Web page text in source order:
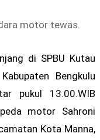
motor tewas.
di SPBU Kutau
Bengkulu
pukul 13.00.WIB
motor Sahroni
Kota Manna,